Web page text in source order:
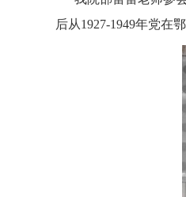
后从1927-1949年党在